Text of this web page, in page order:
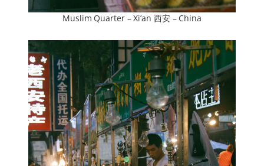
Muslim Quarter – Xi’an 西安 – China